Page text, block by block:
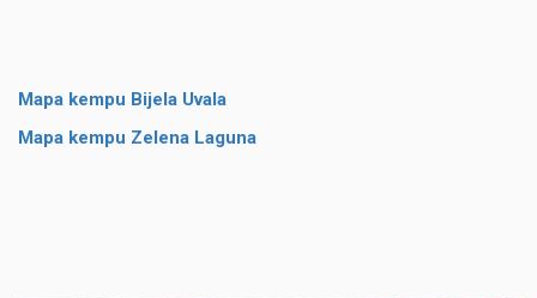
Mapa kempu Bijela Uvala
Mapa kempu Zelena Laguna